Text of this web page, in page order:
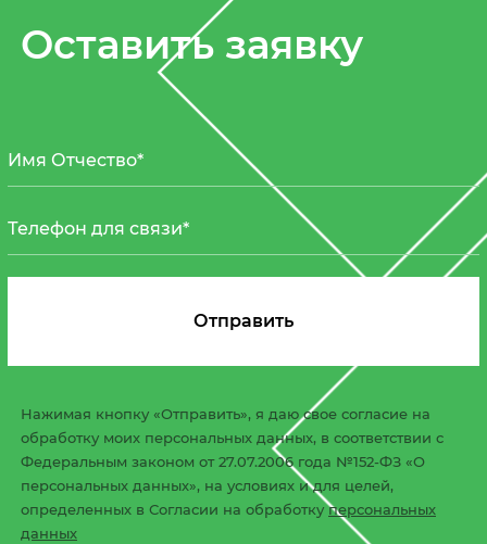
Оставить заявку
Нажимая кнопку «Отправить», я даю свое согласие на
обработку моих персональных данных, в соответствии с
Федеральным законом от 27.07.2006 года №152-ФЗ «О
персональных данных», на условиях и для целей,
определенных в Согласии на обработкуперсональных
данных